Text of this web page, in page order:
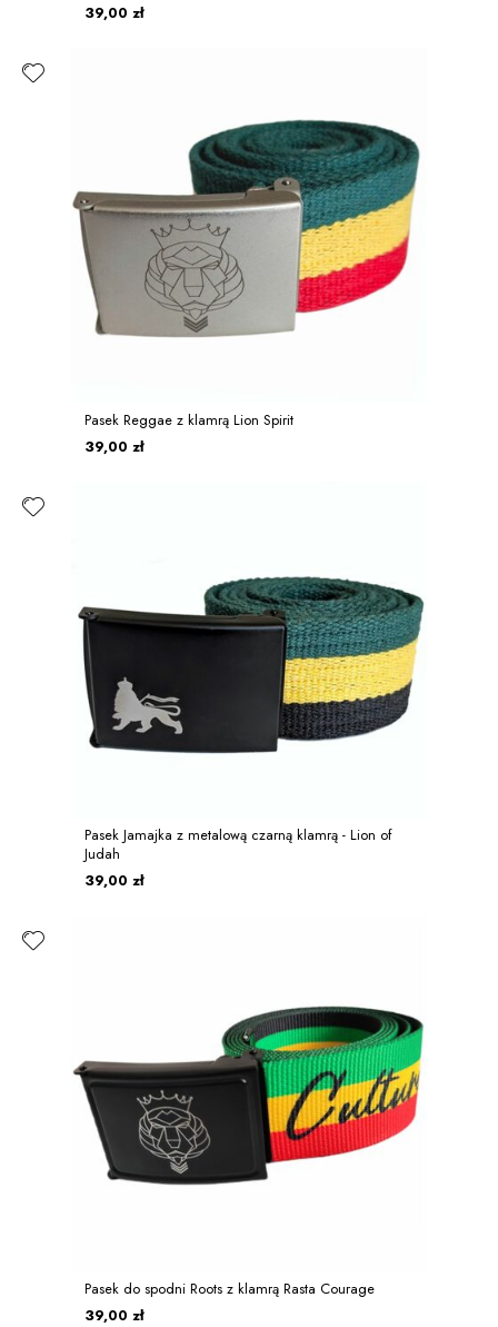
39,00 zł
Pasek Reggae z klamrą Lion Spirit
39,00 zł
Pasek Jamajka z metalową czarną klamrą - Lion of
Judah
39,00 zł
Pasek do spodni Roots z klamrą Rasta Courage
39,00 zł